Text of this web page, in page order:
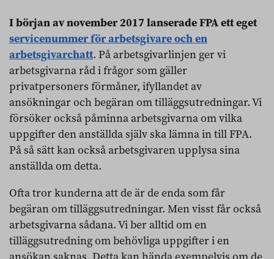
I början av november 2017 lanserade FPA ett eget
servicenummer för arbetsgivareoch en
arbetsgivarchatt. På arbetsgivarlinjen ger vi
arbetsgivarna råd i frågor som gäller
privatpersoners förmåner, ifyllandet av
ansökningar och begäran om tilläggsutredningar. Vi
försöker också påminna arbetsgivarna om vilka
uppgifter den anställda själv ska lämna in till FPA.
På så sätt kan också arbetsgivaren upplysa sina
anställda om detta.
Ofta tror kunderna att de är de enda som får
begäran om tilläggsutredningar. Men visst får också
arbetsgivarna sådana. Vi ber alltid om en
tilläggsutredning om behövliga uppgifter i en